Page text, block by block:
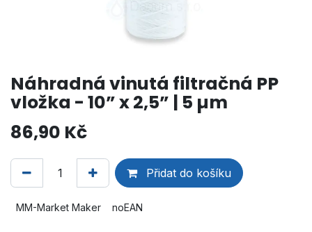
Náhradná vinutá filtračná PP
vložka - 10” x 2,5” | 5 µm
86,90 Kč
Přidat do košíku
MM-Market Maker noEAN